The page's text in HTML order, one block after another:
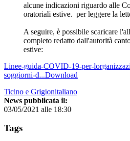
alcune indicazioni riguardo alle
oratoriali estive. per leggere la
A seguire, è possibile scaricare
completo redatto dall'autorità
estive:
Linee-guida-COVID-19-per-
soggiorni-d...Download
Ticino e Grigionitaliano
News pubblicata il:
03/05/2021 alle 18:30
Tags